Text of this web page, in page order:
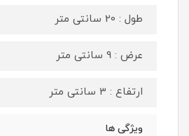
طول : 20 سانتی متر
عرض : 9 سانتی متر
ارتفاع : 3 سانتی متر
ویژگی ها